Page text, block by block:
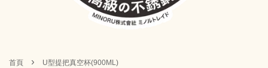
首頁 › U型提把真空杯(900ML)